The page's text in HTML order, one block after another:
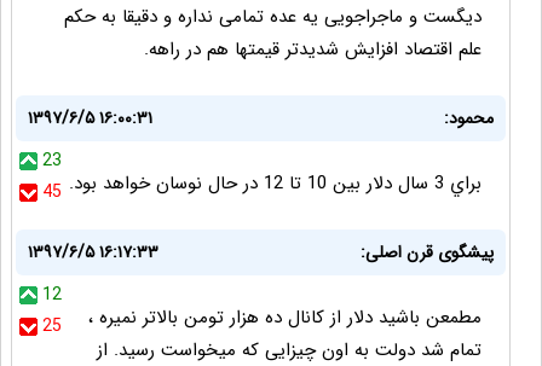
دیگست و ماجراجویی یه عده تمامی نداره و دقیقا به حکم
علم اقتصاد افزایش شدیدتر قیمتها هم در راهه.
محمود:
۱۳۹۷/۶/۵ ۱۶:۰۰:۳۱
23
45
براي 3 سال دلار بين 10 تا 12 در حال نوسان خواهد بود.
پیشگوی قرن اصلی:
۱۳۹۷/۶/۵ ۱۶:۱۷:۳۳
12
25
مطمعن باشید دلار از کانال ده هزار تومن بالاتر نمیره ،
تمام شد دولت به اون چیزایی که میخواست رسید. از